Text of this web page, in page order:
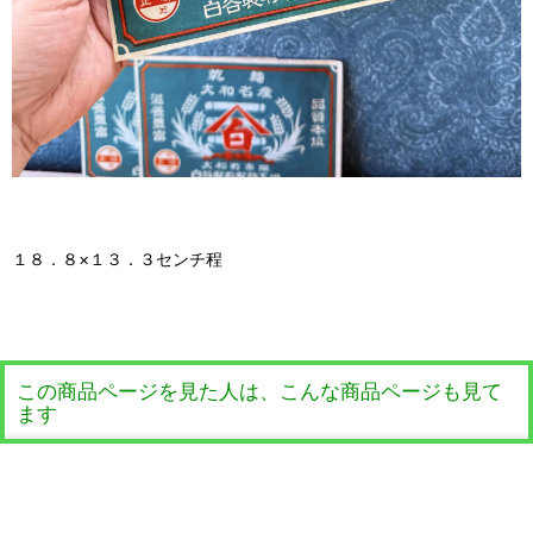
１８．８×１３．３センチ程
この商品ページを見た人は、こんな商品ページも見て
ます